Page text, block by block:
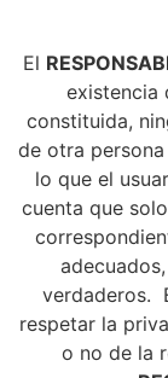
El
existencia
constituida,
de otra
lo que el
cuenta que
verdaderos.
respetar la
o no de la